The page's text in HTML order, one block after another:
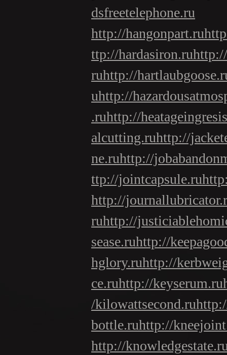
dsfreetelephone.ru
http://hangonpart.ru
ttp://hardasiron.ru
ruhttp://
uhttp://
.ruhttp://
alcutting.ruhttp://
ne.ruhttp://
ttp://jointcapsule.ru
http://
ruhttp://
sease.ruhttp://
hglory.ruhttp://
ce.ruhttp://keyserum.ru
/kilowattsecond.ru
bottle.ruhttp://
http://